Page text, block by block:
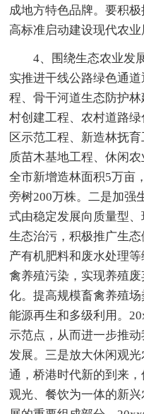
成地方特色品牌。要积
高标准启动建设现代农业
4、围绕生态农业发
实推进干线公路绿色通
程、骨干河道生态防护
村创建工程、农村道路
区示范工程、新造林抚
质苗木基地工程、休闲
全市新增造林面积5万亩
旁树200万株。二是加强
式由稳定发展向质量型
生态治污，积极推广生
产有机肥料和废水处理
禽养殖污染，实现养殖
化。提高规模畜禽养殖
能源再生和多级利用。
示范点，从而进一步推
发展。三是放大休闲观
通，桥港时代新的到来，
观光、餐饮为一体的新